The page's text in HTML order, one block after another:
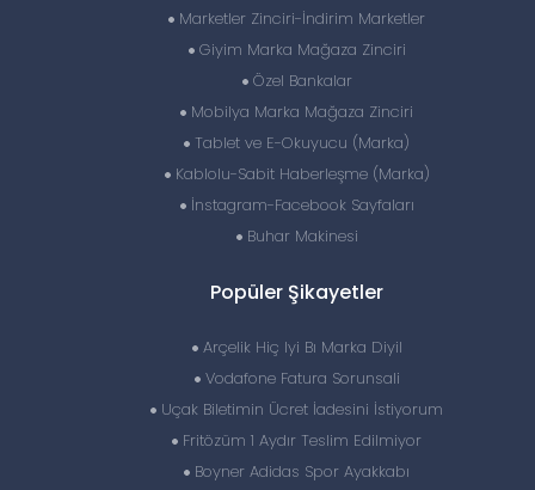
Marketler Zinciri-İndirim Marketler
Giyim Marka Mağaza Zinciri
Özel Bankalar
Mobilya Marka Mağaza Zinciri
Tablet ve E-Okuyucu (Marka)
Kablolu-Sabit Haberleşme (Marka)
İnstagram-Facebook Sayfaları
Buhar Makinesi
Popüler Şikayetler
Arçelik Hiç Iyi Bı Marka Diyil
Vodafone Fatura Sorunsali
Uçak Biletimin Ücret İadesini İstiyorum
Fritözüm 1 Aydır Teslim Edilmiyor
Boyner Adidas Spor Ayakkabı